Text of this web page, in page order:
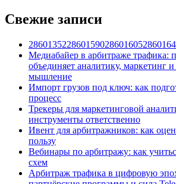
Свежие записи
Медиабайер в арбитраже трафика:
объединяет аналитику, маркетинг и
мышление
Импорт грузов под ключ: как
процесс
Трекеры для маркетинговой
инструменты ответственно
Ивент для арбитражников: как
пользу
Вебинары по арбитражу: как
схем
Арбитраж трафика в цифровую